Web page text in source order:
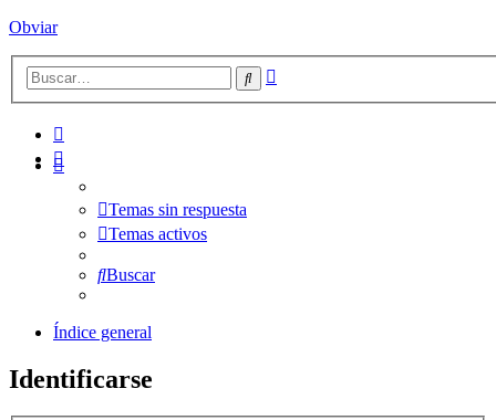
Obviar
Buscar
Temas sin respuesta
Temas activos
Buscar
Índice general
Identificarse